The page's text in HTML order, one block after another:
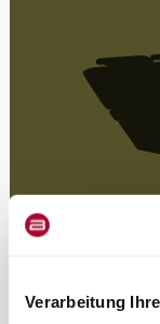
Verarbeitung